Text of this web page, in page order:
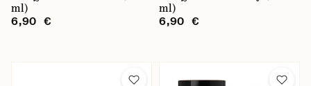
ml)
6,90 €
ml)
6,90 €